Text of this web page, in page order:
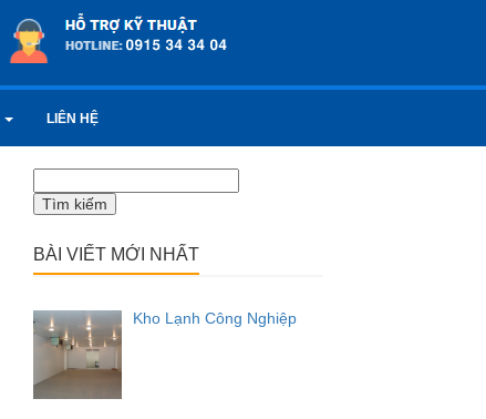
LIÊN HỆ
kiếm
cho:
BÀI VIẾT MỚI NHẤT
Kho Lạnh Công Nghiệp